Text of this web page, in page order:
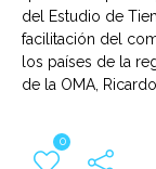
del Estudio de
facilitación del
los países de la
de la OMA,
0